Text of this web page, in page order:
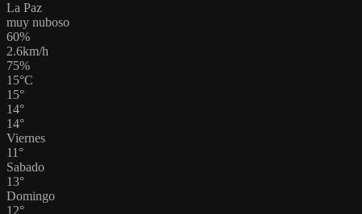
La Paz
muy nuboso
60%
2.6km/h
75%
15°C
15°
14°
14°
Viernes
11°
Sabado
13°
Domingo
12°